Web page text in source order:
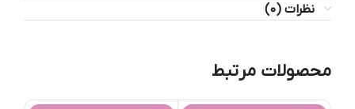
نظرات (0)
محصولات مرتبط